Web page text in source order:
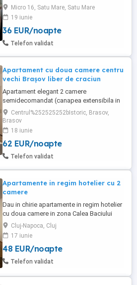
Drumul Careiului intr-o zonă foarte bună,
aproape de mall, Lidl, Profi, restaurante,
spital și stație de autobuz. Complet
mobilat și utilat. Dotări: Aer condiționat
WiFi 2 televizoare (living + dormitor)
Micro 16, Satu Mare, Satu Mare
19 iunie
36 EUR/noapte
Telefon validat
Apartament cu doua camere centru
vechi Braşov liber de craciun
Apartament elegant 2 camere
semidecomandat (canapea extensibila in
living),situat in inima istorica a Brasovului,
doar la cativa pasi de Piata Sfatului si
Biserica Neagra. Etaj parter, curte comuna
scaune. Nr contact: Mary
Centrul%252525252bIstoric, Brasov,
Brasov
18 iunie
62 EUR/noapte
Telefon validat
Apartamente in regim hotelier cu 2
camere
Dau in chirie apartamente in regim hotelier
cu doua camere in zona Calea Baciului
Cluj-Napoca, Cluj
17 iunie
48 EUR/noapte
Telefon validat